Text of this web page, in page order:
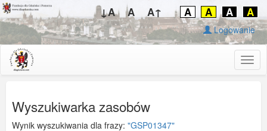
↓A A A↑ A A A A
Logowanie
Wyszukiwarka zasobów
Wynik wyszukiwania dla frazy: "GSP01347"